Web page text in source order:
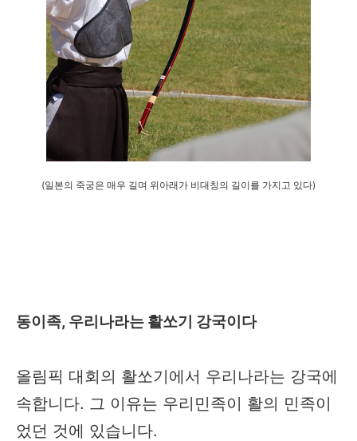
(일본의 죽궁은 매우 길며 위아래가 비대칭의 길이를 가지고 있다)
동이족, 우리나라는 활쏘기 강국이다
올림픽 대회의 활쏘기에서 우리나라는 강국에
속합니다. 그 이유는 우리민족이 활의 민족이
었던 것에 있습니다.